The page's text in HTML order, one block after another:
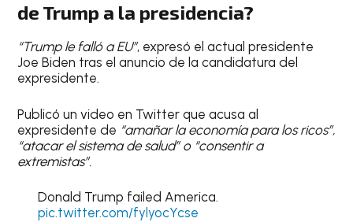
de Trump a la presidencia?
“Trump le falló a EU”, expresó el actual presidente
Joe Biden tras el anuncio de la candidatura del
expresidente.
Publicó un video en Twitter que acusa al
expresidente de “amañar la economía para los ricos”,
“atacar el sistema de salud” o “consentir a
extremistas”.
Donald Trump failed America.
pic.twitter.com/fylyocYcse